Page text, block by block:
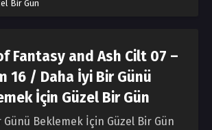
Bir Gün
Fantasy and Ash Cilt 07 –
16 / Daha İyi Bir Günü
İçin Güzel Bir Gün
Günü Beklemek İçin Güzel Bir Gün